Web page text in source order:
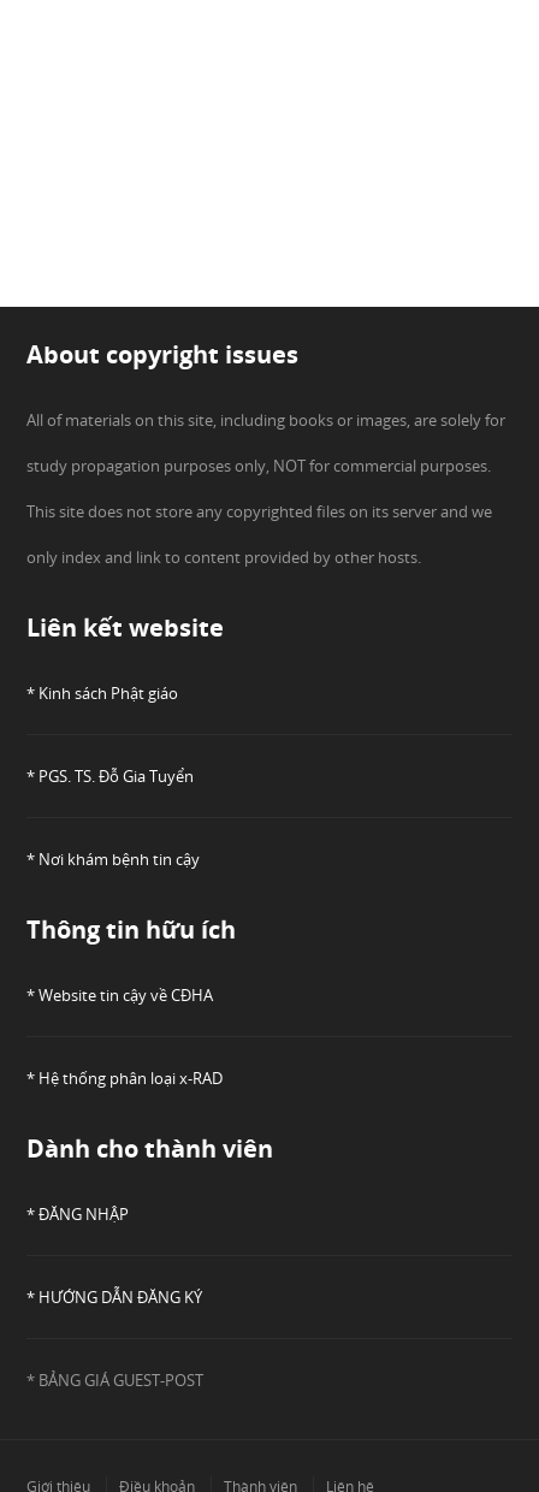
About copyright issues
All of materials on this site, including books or images, are solely for
study propagation purposes only, NOT for commercial purposes.
This site does not store any copyrighted files on its server and we
only index and link to content provided by other hosts.
Liên kết website
* Kinh sách Phật giáo
* PGS. TS. Đỗ Gia Tuyển
* Nơi khám bệnh tin cậy
Thông tin hữu ích
* Website tin cậy về CĐHA
* Hệ thống phân loại x-RAD
Dành cho thành viên
* ĐĂNG NHẬP
* HƯỚNG DẪN ĐĂNG KÝ
* BẢNG GIÁ GUEST-POST
Giới thiệu Điều khoản Thành viên Liên hệ